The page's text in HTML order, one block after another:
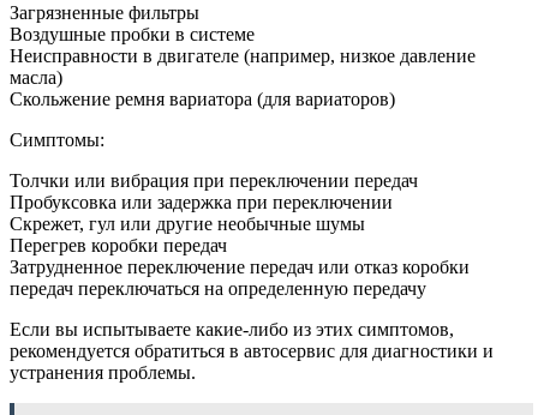
Загрязненные фильтры
Воздушные пробки в системе
Неисправности в двигателе (например, низкое давление
масла)
Скольжение ремня вариатора (для вариаторов)
Симптомы:
Толчки или вибрация при переключении передач
Пробуксовка или задержка при переключении
Скрежет, гул или другие необычные шумы
Перегрев коробки передач
Затрудненное переключение передач или отказ коробки
передач переключаться на определенную передачу
Если вы испытываете какие-либо из этих симптомов,
рекомендуется обратиться в автосервис для диагностики и
устранения проблемы.